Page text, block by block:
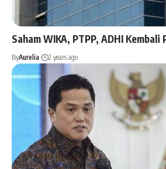
Saham WIKA, PTPP, ADHI Kembali
ByAurelia 2 years ago